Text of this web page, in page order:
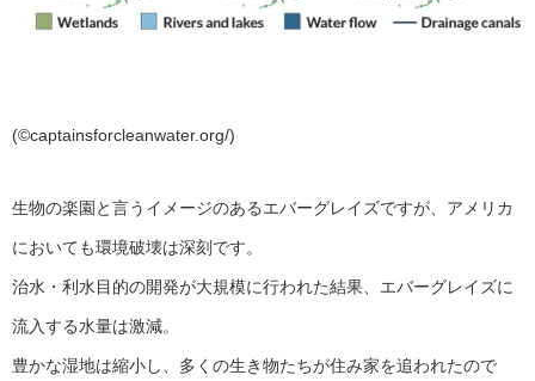
(©captainsforcleanwater.org/)
生物の楽園と言うイメージのあるエバーグレイズですが、アメリカ
においても環境破壊は深刻です。
治水・利水目的の開発が大規模に行われた結果、エバーグレイズに
流入する水量は激減。
豊かな湿地は縮小し、多くの生き物たちが住み家を追われたので